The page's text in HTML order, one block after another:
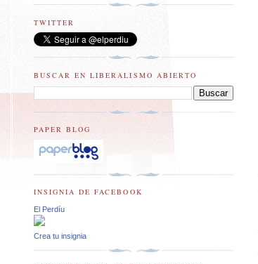
TWITTER
BUSCAR EN LIBERALISMO ABIERTO
PAPER BLOG
INSIGNIA DE FACEBOOK
El Perdíu
Crea tu insignia